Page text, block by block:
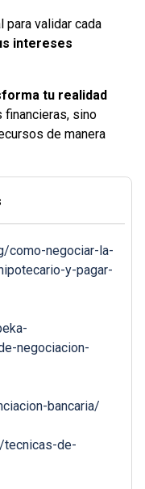
validar cada
intereses
tu realidad
sino
de manera
como-negociar-la-
y-pagar-
negociacion-
bancaria/
tecnicas-de-